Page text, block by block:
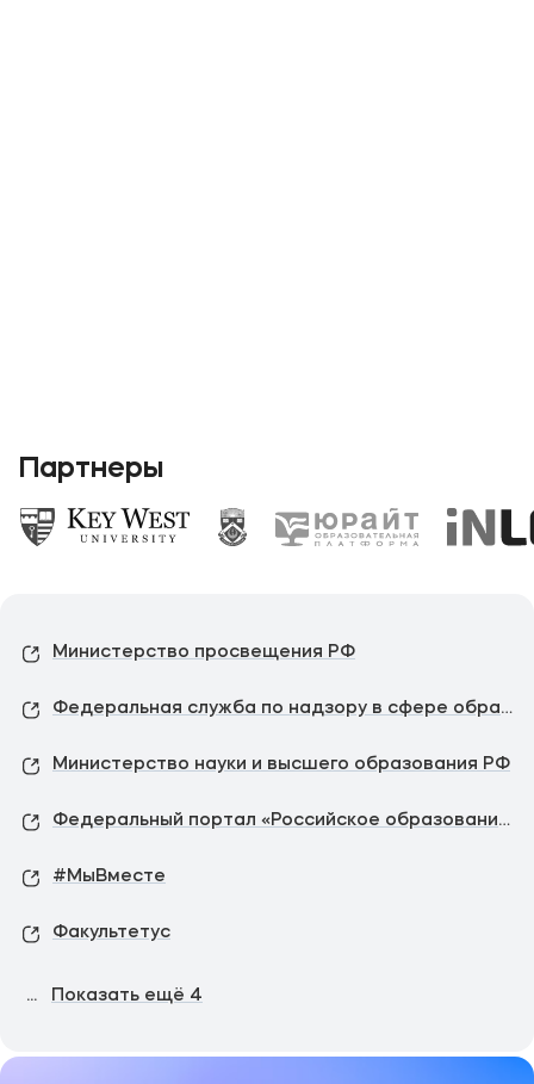
Партнеры
Министерство просвещения РФ
Федеральная служба по надзору в сфере образования и науки
Министерство науки и высшего образования РФ
Федеральный портал «Российское образование»
#МыВместе
Факультетус
... Показать ещё 4